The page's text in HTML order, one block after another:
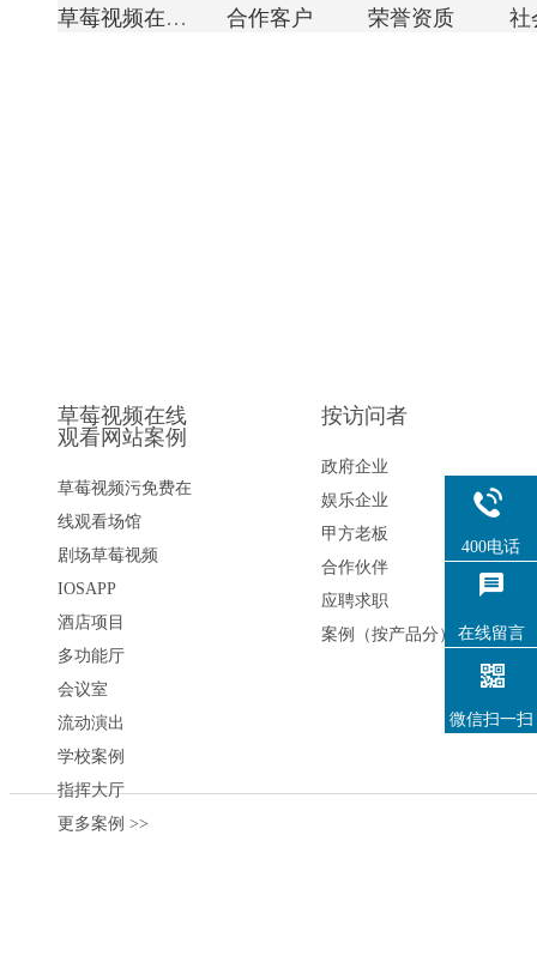
草莓视频在线观看网站简介 合作客户 荣誉资质 社
草莓视频在线
观看网站案例
草莓视频污免费在
线观看场馆
剧场草莓视频
IOSAPP
酒店项目
多功能厅
会议室
流动演出
学校案例
指挥大厅
更多案例 >>
按访问者
政府企业
娱乐企业
甲方老板
合作伙伴
应聘求职
案例（按产品分）
400电话
在线留言
微信扫一扫